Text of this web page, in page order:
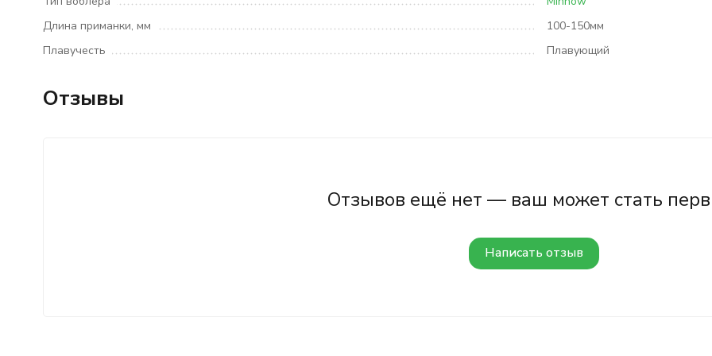
Длина приманки, мм
100-150мм
Плавучесть
Плавующий
Отзывы
Отзывов ещё нет — ваш может стать
Написать отзыв